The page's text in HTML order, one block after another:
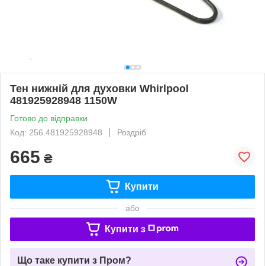
Тен нижній для духовки Whirlpool
481925928948 1150W
Готово до відправки
Код: 256.481925928948
Роздріб
665 ₴
Купити
або
Купити з
Що таке купити з Пром?